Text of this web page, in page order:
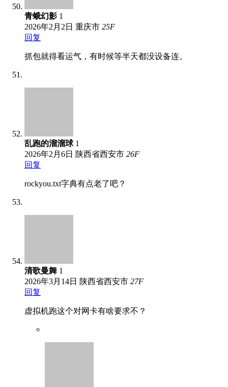
青蛾幻影 1
2026年2月2日 重庆市 25F
回复
抓包就得看运气，有时候等半天都没设备连。
乱跑的溜溜球 1
2026年2月6日 陕西省西安市 26F
回复
rockyou.txt字典有点老了吧？
清歌曼舞 1
2026年3月14日 陕西省西安市 27F
回复
虚拟机跑这个对网卡有啥要求不？